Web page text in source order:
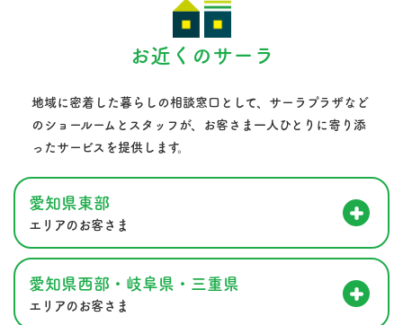
お近くのサーラ
地域に密着した暮らしの相談窓口として、サーラプラザなど
のショールームとスタッフが、
お客さま一人ひとりに寄り添
ったサービスを提供します。
愛知県東部
エリアのお客さま
愛知県西部・岐阜県・三重県
エリアのお客さま